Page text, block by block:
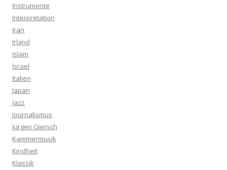
Instrumente
Interpretation
Iran
Irland
Islam
Israel
Italien
Japan
Jazz
Journalismus
Jürgen Giersch
Kammermusik
Kindheit
Klassik